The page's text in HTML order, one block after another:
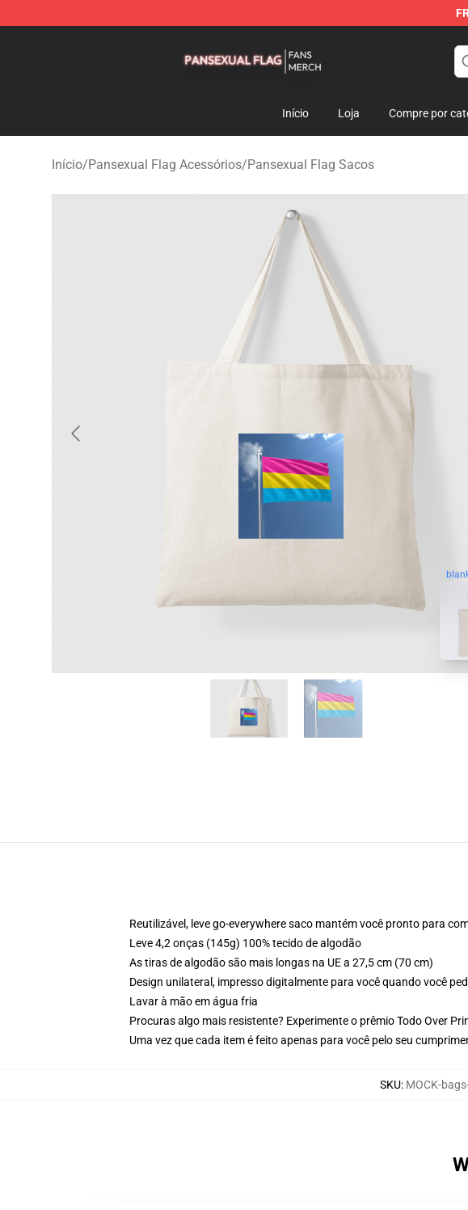
Início Loja Compre por
Início/Pansexual Flag Acessórios/Pansexual Flag Sacos
Reutilizável, leve go-everywhere saco mantém você pronto para
Leve 4,2 onças (145g) 100% tecido de algodão
As tiras de algodão são mais longas na UE a 27,5 cm (70 cm)
Design unilateral, impresso digitalmente para você quando você
Lavar à mão em água fria
Procuras algo mais resistente? Experimente o prêmio Todo Over
Uma vez que cada item é feito apenas para você pelo seu
SKU: MOCK-